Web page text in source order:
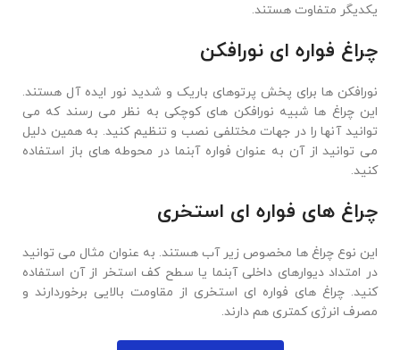
یکدیگر متفاوت هستند.
چراغ فواره ای نورافکن
نورافکن ها برای پخش پرتوهای باریک و شدید نور ایده آل هستند.
این چراغ ها شبیه نورافکن های کوچکی به نظر می رسند که می
توانید آنها را در جهات مختلفی نصب و تنظیم کنید. به همین دلیل
می توانید از آن به عنوان فواره آبنما در محوطه های باز استفاده
کنید.
چراغ های فواره ای استخری
این نوع چراغ ها مخصوص زیر آب هستند. به عنوان مثال می توانید
در امتداد دیوارهای داخلی آبنما یا سطح کف استخر از آن استفاده
کنید. چراغ های فواره ای استخری از مقاومت بالایی برخوردارند و
مصرف انرژی کمتری هم دارند.